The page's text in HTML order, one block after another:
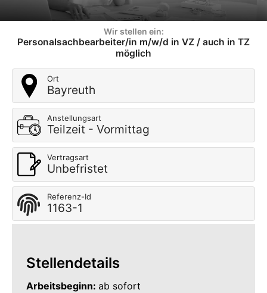
Wir stellen ein:
Personalsachbearbeiter/in m/w/d in VZ / auch in TZ
möglich
Ort
Bayreuth
Anstellungsart
Teilzeit - Vormittag
Vertragsart
Unbefristet
Referenz-Id
1163-1
Stellendetails
Arbeitsbeginn: ab sofort